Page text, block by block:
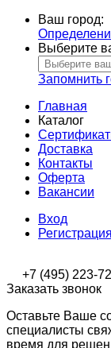
Ваш город:
Выберите
Запомнить
Главная
Каталог
Доставка
Контакты
Оферта
Вакансии
Вход
Регистрация
+7 (495) 223-
Заказать звонок
Оставьте Ваше
специалисты
время для